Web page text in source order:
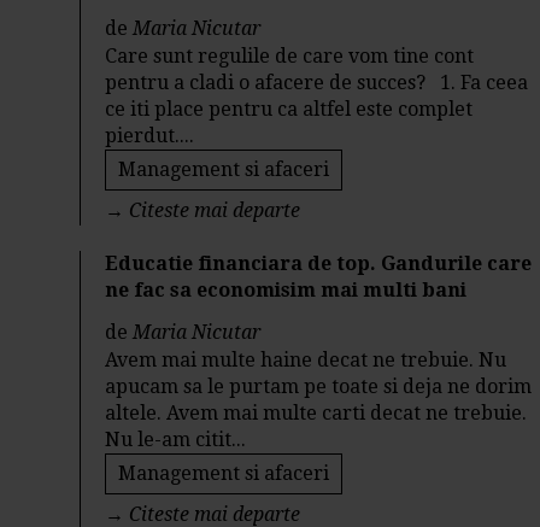
deMaria Nicutar
Care sunt regulile de care vom tine cont
pentru a cladi o afacere de succes? 1. Fa ceea
ce iti place pentru ca altfel este complet
pierdut....
Management si afaceri
→ Citeste mai departe
Educatie financiara de top. Gandurile care
ne fac sa economisim mai multi bani
deMaria Nicutar
Avem mai multe haine decat ne trebuie. Nu
apucam sa le purtam pe toate si deja ne dorim
altele. Avem mai multe carti decat ne trebuie.
Nu le-am citit...
Management si afaceri
→ Citeste mai departe